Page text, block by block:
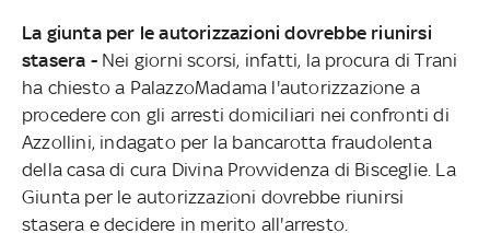
La giunta per le autorizzazioni dovrebbe riunirsi
stasera - Nei giorni scorsi, infatti, la procura di Trani
ha chiesto a PalazzoMadama l'autorizzazione a
procedere con gli arresti domiciliari nei confronti di
Azzollini, indagato per la bancarotta fraudolenta
della casa di cura Divina Provvidenza di Bisceglie. La
Giunta per le autorizzazioni dovrebbe riunirsi
stasera e decidere in merito all'arresto.